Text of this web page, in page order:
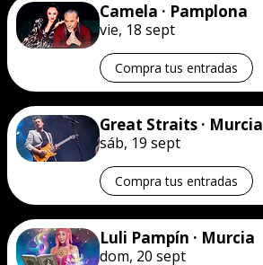
Camela · Pamplona
vie, 18 sept
Compra tus entradas
Great Straits · Murcia
sáb, 19 sept
Compra tus entradas
Luli Pampín · Murcia
dom, 20 sept